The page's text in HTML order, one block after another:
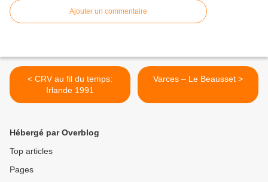
Ajouter un commentaire
< CRV au fil du temps:
Irlande 1991
Varces – Le Beausset >
Hébergé par Overblog
Top articles
Pages